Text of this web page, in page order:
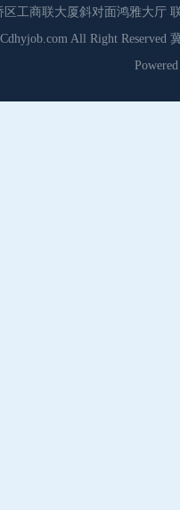
工商联大厦斜对面鸿雅大厅
All Right Reserved